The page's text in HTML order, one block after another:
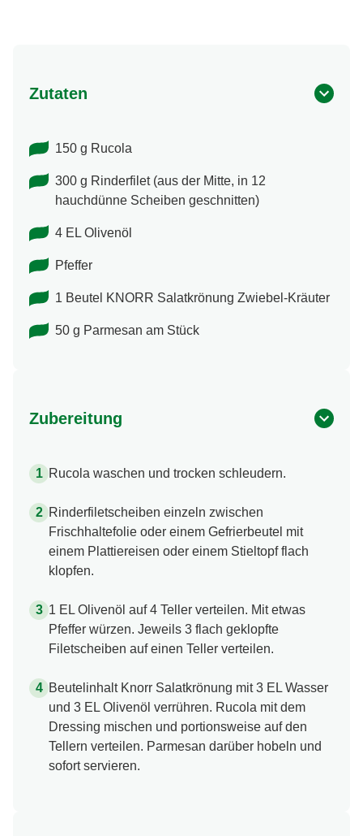
Zutaten
150 g Rucola
300 g Rinderfilet (aus der Mitte, in 12
hauchdünne Scheiben geschnitten)
4 EL Olivenöl
Pfeffer
1 Beutel KNORR Salatkrönung Zwiebel-​Kräuter
50 g Parmesan am Stück
Zubereitung
Rucola waschen und trocken schleudern.
Rinderfiletscheiben einzeln zwischen
Frischhaltefolie oder einem Gefrierbeutel mit
einem Plattiereisen oder einem Stieltopf flach
klopfen.
1 EL Olivenöl auf 4 Teller verteilen. Mit etwas
Pfeffer würzen. Jeweils 3 flach geklopfte
Filetscheiben auf einen Teller verteilen.
Beutelinhalt Knorr Salatkrönung mit 3 EL Wasser
und 3 EL Olivenöl verrühren. Rucola mit dem
Dressing mischen und portionsweise auf den
Tellern verteilen. Parmesan darüber hobeln und
sofort servieren.